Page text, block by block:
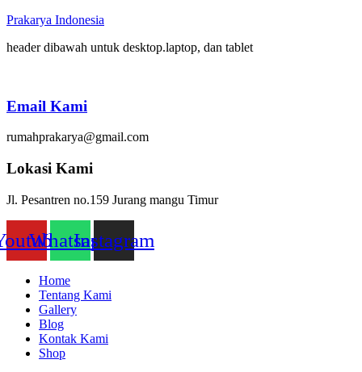
Prakarya Indonesia
header dibawah untuk desktop.laptop, dan tablet
Email Kami
rumahprakarya@gmail.com
Lokasi Kami
Jl. Pesantren no.159 Jurang mangu Timur
WhatsappInstagram
Home
Tentang Kami
Gallery
Blog
Kontak Kami
Shop